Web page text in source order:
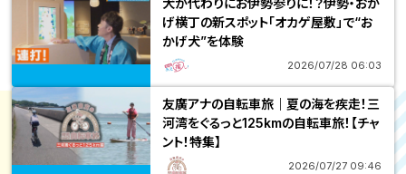
2026/07/28 06:03
犬が代わりにお伊勢参りに！？伊勢・おか
げ横丁の新スポット「オカゲ屋敷」で“お
かげ犬”を体験
2026/07/27 09:46
友廣アナの自転車旅｜夏の海を疾走！三
河湾をぐるっと125kmの自転車旅！【チャ
ント！特集】